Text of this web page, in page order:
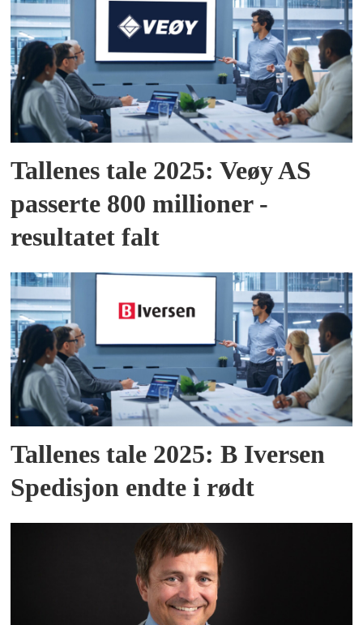
Tallenes tale 2025: Veøy AS
passerte 800 millioner -
resultatet falt
Tallenes tale 2025: B Iversen
Spedisjon endte i rødt